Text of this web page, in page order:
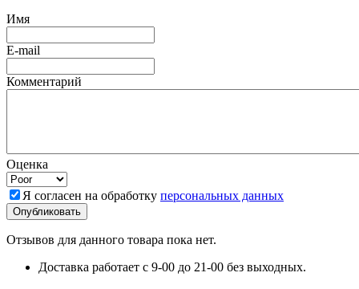
Имя
E-mail
Комментарий
Оценка
Я согласен на обработку персональных данных
Отзывов для данного товара пока нет.
Доставка работает с 9-00 до 21-00 без выходных.